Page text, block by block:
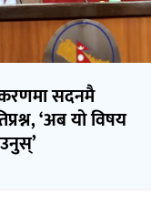
सदनमै
‘अब यो विषय